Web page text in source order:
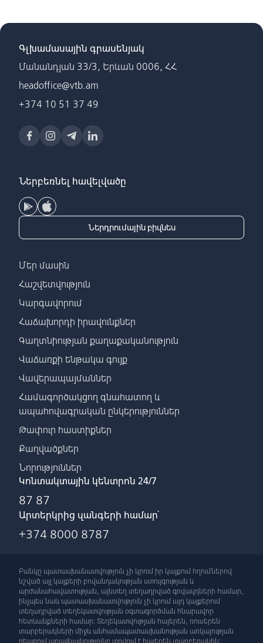
Գլխամասային գրասենյակ
Մանանդյան 33/3, Երևան 0006, ՀՀ
headoffice@vtb.am
+374 10 51 37 49
Ներբեռնել հավելվածը
Ներդրումային բիզնես
Մեր մասին
Հաշվետվություն
Կարգավորում
Հաճախորդի իրավունքներ
Գաղտնիության քաղաքականություն
Վաճառքի ենթակա գույք
Վավերապայմաններ
Համագործակցող գնահատող և
ապահովագրական ընկերություններ
Թափուր հաստիքներ
Քաղվածքներ
Նորություններ
Կոնտակտային կենտրոն 24/7
87 87
Արտերկրից զանգերի համար՝
+374 8000 8787
Բանկը պատասխանատվություն չի կրում իր կայքում հղումներով
նշված այլ կայքերի բովանդակության ստույգության և
արժանահավատության, այնտեղ տեղադրված գովազդների համար,
ինչպես նաև պատասխանատվություն չի կրում այդ կայքերում
տեղադրված տեղեկատվության օգտագործման հնարավոր
հետևանքների համար: Տեղեկատվության հայերեն, ռուսերեն
տարբերակների միջև անհամապատասխանության առկայության
դեպքում առաջնայնությունը տրվում է հայերեն տարբերակին: